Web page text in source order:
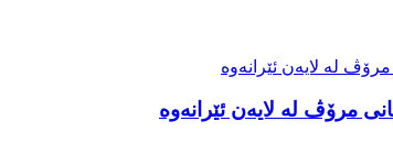
مرۆڤ لە لایەن ئێرانەوە